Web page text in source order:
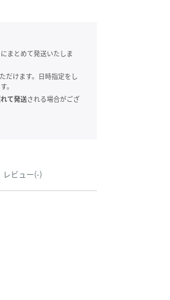
まとめて発送いたしま
だけます。日時指定をし
。
て発送される場合がござ
レビュー(-)